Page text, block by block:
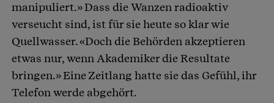
manipuliert.» Dass die Wanzen radioaktiv
verseucht sind, ist für sie heute so klar wie
Quellwasser. «Doch die Behörden akzeptieren
etwas nur, wenn Akademiker die Resultate
bringen.» Eine Zeitlang hatte sie das Gefühl, ihr
Telefon werde abgehört.